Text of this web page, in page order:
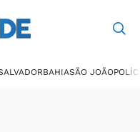
BAHIASÃO JOÃO